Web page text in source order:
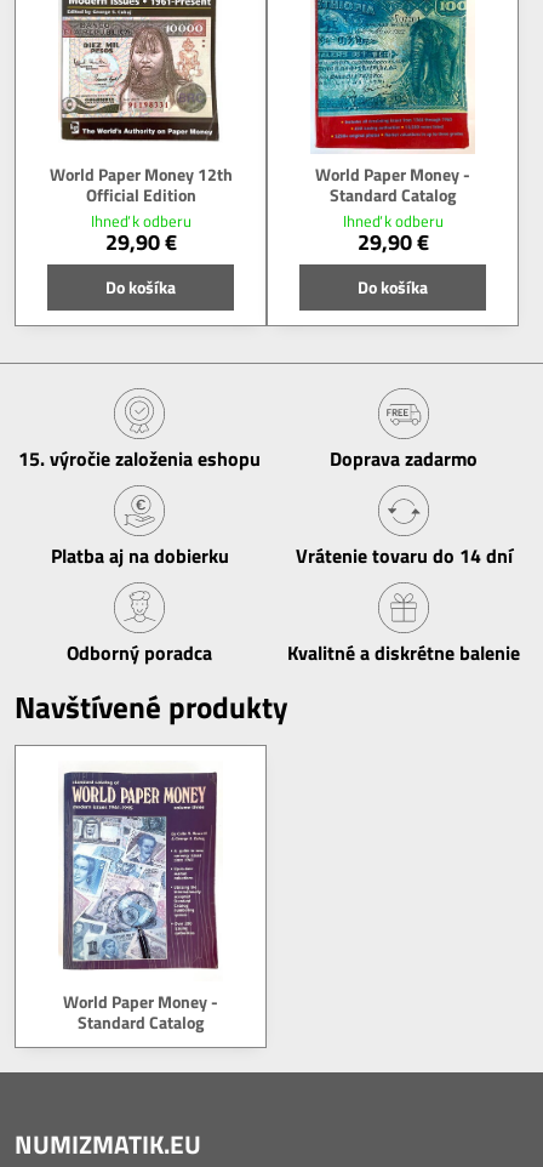
World Paper Money 12th
Official Edition
Ihneď k odberu
29,90 €
Do košíka
World Paper Money -
Standard Catalog
Ihneď k odberu
29,90 €
Do košíka
15​. výročie založenia eshopu Doprava zadarmo
Platba aj na dobierku Vrátenie tovaru do 14 dní
Odborný poradca Kvalitné a diskrétne balenie
Navštívené produkty
World Paper Money -
Standard Catalog
NUMIZMATIK.EU